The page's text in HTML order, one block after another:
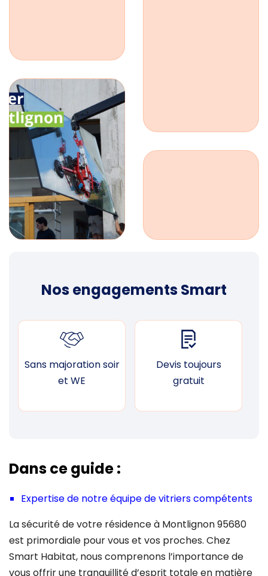
Nos engagements Smart
Sans majoration soir
et WE
Devis toujours
gratuit
Dans ce guide :
Expertise de notre équipe de vitriers compétents
La sécurité de votre résidence à Montlignon 95680
est primordiale pour vous et vos proches. Chez
Smart Habitat, nous comprenons l’importance de
vous offrir une tranquillité d’esprit totale en matière